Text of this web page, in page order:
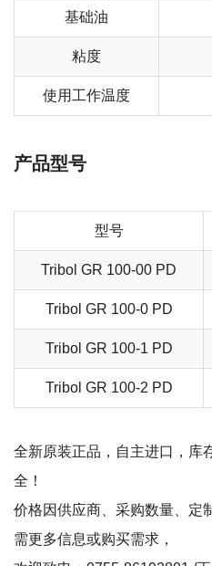
基础油
粘度
使用工作温度
产品型号
型号
Tribol GR 100-00 PD
Tribol GR 100-0 PD
Tribol GR 100-1 PD
Tribol GR 100-2 PD
全新原装正品，自主进口，库
全！
价格因供应商、采购数量、定
需更多信息或购买需求，